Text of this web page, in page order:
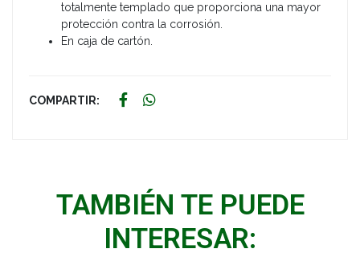
totalmente templado que proporciona una mayor
protección contra la corrosión.
En caja de cartón.
COMPARTIR:
TAMBIÉN TE PUEDE
INTERESAR: